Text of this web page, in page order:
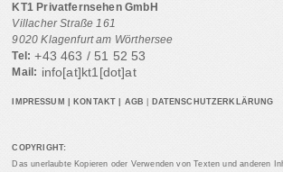
KT1 Privatfernsehen GmbH
Villacher Straße 161
9020 Klagenfurt am Wörthersee
Tel: +43 463 / 51 52 53
Mail: info[at]kt1[dot]at
IMPRESSUM KONTAKT AGB DATENSCHUTZERKLÄRUNG
COPYRIGHT:
Das unerlaubte Kopieren oder Verwenden von Texten und anderen